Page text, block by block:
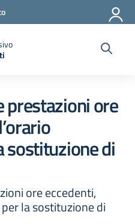
prestazioni ore
sostituzione di
ore eccedenti,
la sostituzione di